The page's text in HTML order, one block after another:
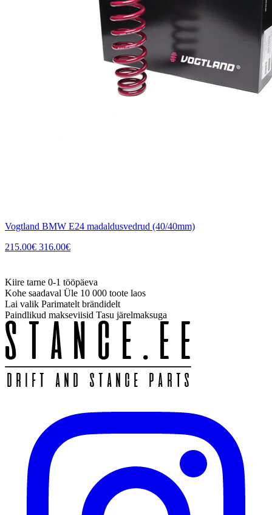
Vogtland BMW E24 madaldusvedrud (40/40mm)
215.00€ 316.00€
Kiire tarne 0-1 tööpäeva
Kohe saadaval Üle 10 000 toote laos
Lai valik Parimatelt brändidelt
Paindlikud makseviisid Tasu järelmaksuga